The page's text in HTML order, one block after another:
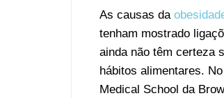
As causas da
tenham mostrado
ainda não têm certeza
hábitos alimentares.
Medical School da